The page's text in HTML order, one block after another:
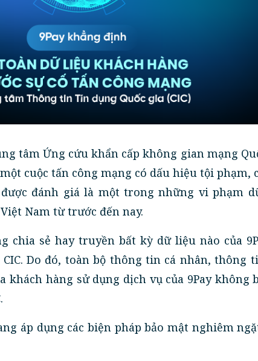
tâm Ứng cứu khẩn cấp không gian mạng
một cuộc tấn công mạng có dấu hiệu tội phạm,
đánh giá là một trong những vi phạm
Nam từ trước đến nay.
chia sẻ hay truyền bất kỳ dữ liệu nào của
CIC. Do đó, toàn bộ thông tin cá nhân, thông
khách hàng sử dụng dịch vụ của 9Pay không
áp dụng các biện pháp bảo mật nghiêm